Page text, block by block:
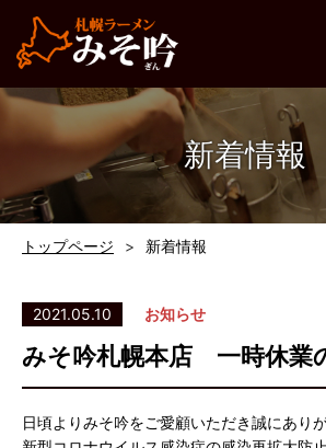
新着情報
トップページ 新着情報
2021.05.10 お知らせ
みそ吟札幌本店 一時休業
日頃よりみそ吟をご愛顧いただき誠にあり